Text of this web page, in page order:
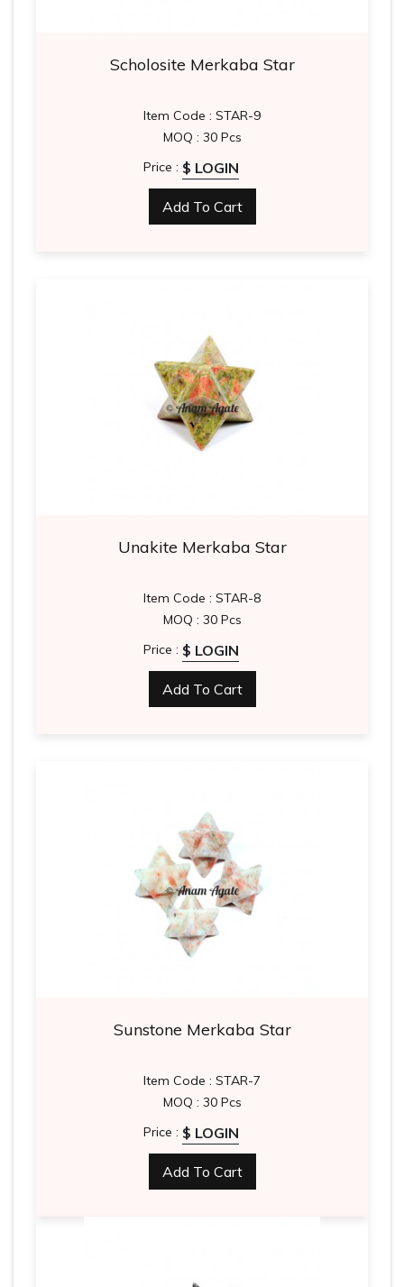
Scholosite Merkaba Star
Item Code : STAR-9
MOQ : 30 Pcs
Price : $ LOGIN
Add To Cart
Unakite Merkaba Star
Item Code : STAR-8
MOQ : 30 Pcs
Price : $ LOGIN
Add To Cart
Sunstone Merkaba Star
Item Code : STAR-7
MOQ : 30 Pcs
Price : $ LOGIN
Add To Cart